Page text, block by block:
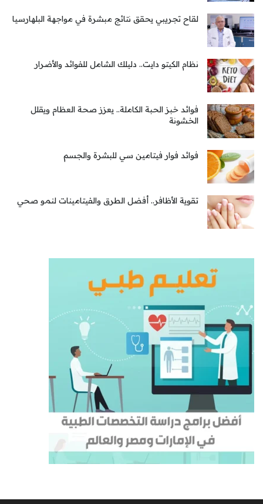
لقاح تجريبي يحقق نتائج مبشرة في مواجهة البلهارسيا
نظام الكيتو دايت.. دليلك الشامل للفوائد والأضرار
فوائد خبز الحبة الكاملة.. يعزز صحة العظام ويقلل
الخشونة
فوائد فوار فيتامين سي للبشرة والجسم
تقوية الأظافر.. أفضل الطرق والفيتامينات لنمو صحي